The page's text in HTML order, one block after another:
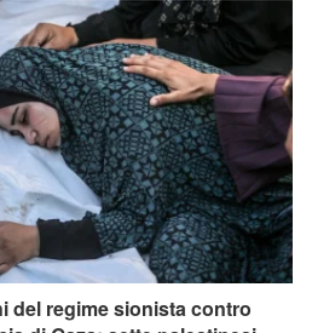
del regime sionista contro